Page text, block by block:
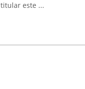
titular este ...